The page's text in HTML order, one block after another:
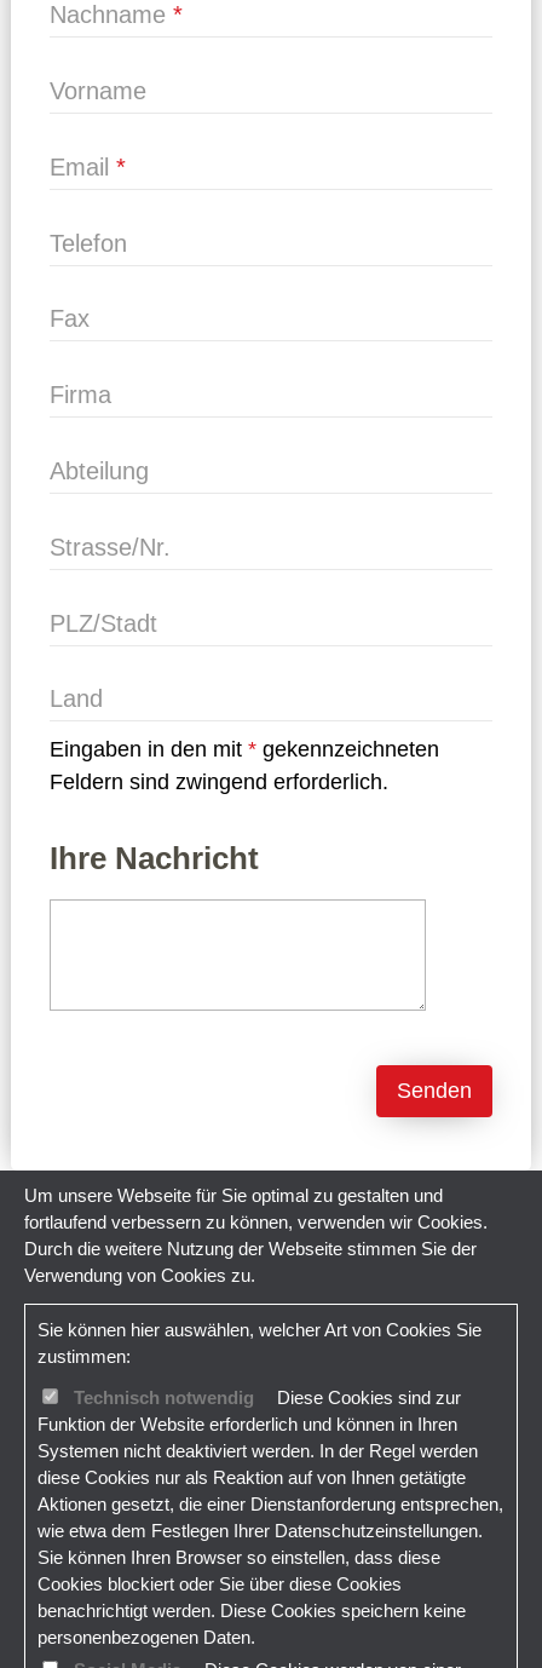
Nachname
Vorname
Email
Telefon
Fax
Firma
Abteilung
Strasse/Nr.
PLZ/Stadt
Land
Eingaben in den mit
gekennzeichneten
Feldern sind zwingend erforderlich.
Ihre Nachricht
Senden
Um unsere Webseite für Sie optimal zu gestalten und
fortlaufend verbessern zu können, verwenden wir Cookies.
Durch die weitere Nutzung der Webseite stimmen Sie der
Verwendung von Cookies zu.
Sie können hier auswählen, welcher Art von Cookies Sie
zustimmen:
Technisch notwendig
Diese Cookies sind zur
Funktion der Website erforderlich und können in Ihren
Systemen nicht deaktiviert werden. In der Regel werden
diese Cookies nur als Reaktion auf von Ihnen getätigte
Aktionen gesetzt, die einer Dienstanforderung entsprechen,
wie etwa dem Festlegen Ihrer Datenschutzeinstellungen.
Sie können Ihren Browser so einstellen, dass diese
Cookies blockiert oder Sie über diese Cookies
benachrichtigt werden. Diese Cookies speichern keine
personenbezogenen Daten.